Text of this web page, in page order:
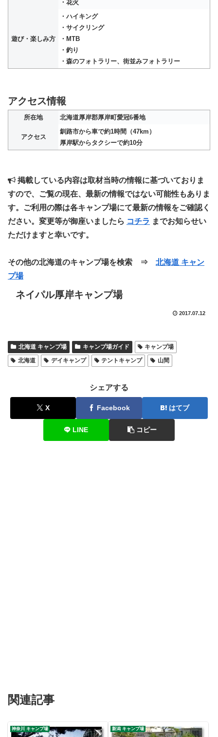
・花火
遊び・楽しみ方
・ハイキング
・サイクリング
・MTB
・釣り
・森のフォトラリー、街並みフォトラリー
アクセス情報
所在地 北海道厚岸郡厚岸町愛冠6番地
アクセス
釧路市から車で約1時間（47km）
厚岸駅からタクシーで約10分
掲載している内容は取材当時の情報に基づいておりま
すので、ご覧の現在、最新の情報ではない可能性もありま
す。ご利用の際は各キャンプ場にて最新の情報をご確認く
ださい。変更等が御座いましたら コチラ までお知らせい
ただけますと幸いです。
その他の北海道のキャンプ場を検索 ⇒ 北海道 キャン
プ場
ネイパル厚岸キャンプ場
2017.07.12
北海道 キャンプ場 キャンプ場ガイド
キャンプ場
北海道
デイキャンプ テントキャンプ 山間
シェアする
X Facebook はてブ
LINE コピー
関連記事
神奈川 キャンプ場 新潟 キャンプ場